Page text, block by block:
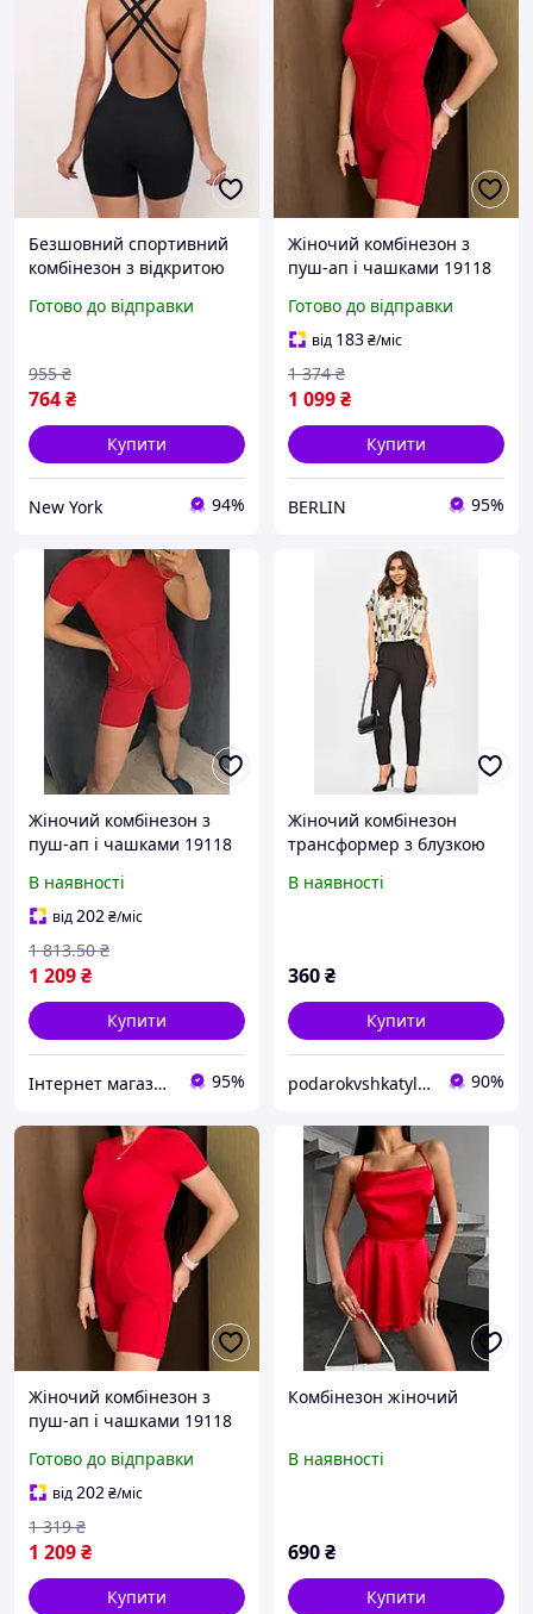
Безшовний спортивний
комбінезон з відкритою
newyork
Готово до відправки
764₴
955 ₴
Купити
New York 94%
Жіночий комбінезон з
пуш-ап і чашками 19118
Готово до відправки
від 183₴/міс
1 099₴
1 374 ₴
Купити
BERLIN 95%
Жіночий комбінезон з
пуш-ап і чашками 19118
якість
В наявності
від202₴/міс
1 209₴
1 813.50 ₴
Купити
Інтернет магазин ЕЙФОРІЯ 95%
Жіночий комбінезон
трансформер з блузкою
204417L
В наявності
360₴
Купити
podarokvshkatylke 90%
Жіночий комбінезон з
пуш-ап і чашками 19118
Готово до відправки
від202₴/міс
1 209₴
1 319 ₴
Купити
Комбінезон жіночий
В наявності
690₴
Купити